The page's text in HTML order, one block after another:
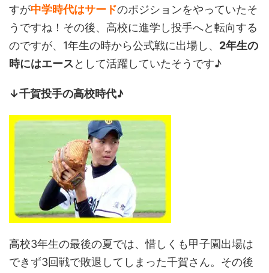
すが中学時代はサードのポジションをやっていたそ
うですね！その後、高校に進学し投手へと転向する
のですが、1年生の時から公式戦に出場し、 2年生の
時にはエースとして活躍していたそうです♪
↓千賀投手の高校時代♪
高校3年生の最後の夏では、惜しくも甲子園出場は
できず3回戦で敗退してしまった千賀さん。その後